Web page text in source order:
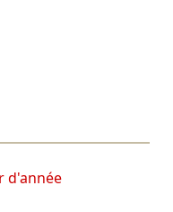
d'année